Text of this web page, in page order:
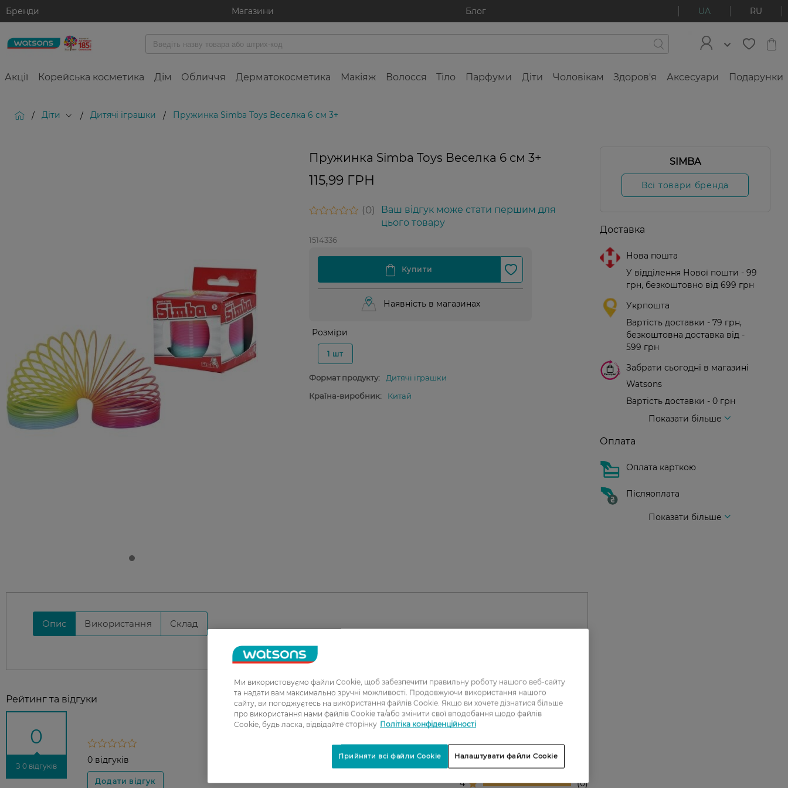
Бренди Магазини Блог UA RU
Акції Корейська косметика Дім Обличчя Дерматокосметика Макіяж Волосся Тіло Парфуми Діти Чоловікам Здоров'я Аксесуари Подарунки
/ Діти / Дитячі іграшки / Пружинка Simba Toys Веселка 6 см 3+
Пружинка Simba Toys Веселка 6 см 3+
115,99 ГРН
0
Ваш відгук може стати першим для
цього товару
1514336
Наявність в магазинах
Розміри
1 шт
Формат продукту:
Дитячі іграшки
Країна-виробник:
Китай
Опис Використання Склад
Рейтинг та відгуки
0
З 0 відгуків
0 відгуків
1
2
4
0
SIMBA
Всі товари бренда
Доставка
Нова пошта
У відділення Нової пошти - 99
грн, безкоштовно від 699 грн
Укрпошта
Вартість доставки - 79 грн,
безкоштовна доставка від -
599 грн
Забрати сьогодні в магазині
Watsons
Вартість доставки - 0 грн
Показати більше
Оплата
Оплата карткою
Післяоплата
Показати більше
Ми використовуємо файли Cookie, щоб забезпечити правильну роботу нашого веб-сайту
та надати вам максимально зручні можливості. Продовжуючи використання нашого
сайту, ви погоджуєтесь на використання файлів Cookie. Якщо ви хочете дізнатися більше
про використання нами файлів Cookie та/або змінити свої вподобання щодо файлів
Cookie, будь ласка, відвідайте сторінку Політіка конфіденційності
Налаштувати файли Cookie
Прийняти всі файли Cookie